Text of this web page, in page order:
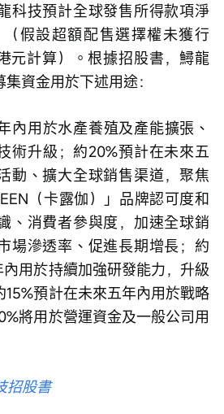
科技預計全球發售所得款項淨
（假設超額配售選擇權未獲行
元計算）。根據招股書，鱘龍
資金用於下述用途：
內用於水產養殖及產能擴張、
術升級；約20%預計在未來五
動、擴大全球銷售渠道，聚焦
（卡露伽）」品牌認可度和
、消費者參與度，加速全球銷
場滲透率、促進長期增長；約
用於持續加強研發能力，升級
預計在未來五年內用於戰略
將用於營運資金及一般公司用
招股書